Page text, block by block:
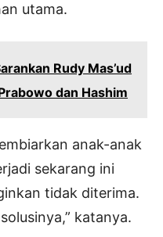
utama.
Rudy Mas’ud
dan Hashim
anak-anak
sekarang ini
tidak diterima.
katanya.